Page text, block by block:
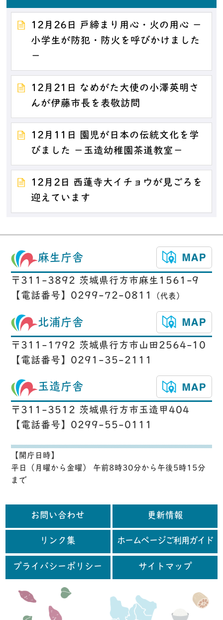
12月26日 戸締まり用心・火の用心 －
小学生が防犯・防火を呼びかけました
－
12月21日 なめがた大使の小澤英明さ
んが伊藤市長を表敬訪問
12月11日 園児が日本の伝統文化を学
びました －玉造幼稚園茶道教室－
12月2日 西蓮寺大イチョウが見ごろを
迎えています
麻生庁舎
〒311-3892 茨城県行方市麻生1561-9
【電話番号】0299-72-0811
（代表）
北浦庁舎
〒311-1792 茨城県行方市山田2564-10
【電話番号】0291-35-2111
玉造庁舎
〒311-3512 茨城県行方市玉造甲404
【電話番号】0299-55-0111
【開庁日時】
平日（月曜から金曜） 午前8時30分から午後5時15分
まで
お問い合わせ 更新情報
リンク集 ホームページご利用ガイド
プライバシーポリシー サイトマップ